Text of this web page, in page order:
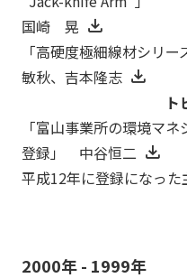
国崎 晃
「高硬度極細線材シリ
敏秋、吉本隆志
ト
「富山事業所の環境マ
登録」 中谷恒二
平成12年に登録になっ
2000年 - 1999年